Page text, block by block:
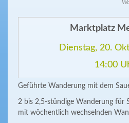
Marktplatz
Dienstag, 20.
14:00
Geführte Wanderung mit dem
2 bis 2,5-stündige Wanderung für
mit wöchentlich wechselnden